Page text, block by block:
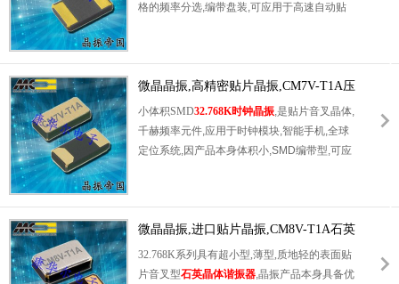
格的频率分选,编带盘装,可应用于高速自动贴
机,USB接口最佳选择,包含RoHS指令豁免的密
封玻璃中的铅.
微晶晶振,高精密贴片晶振,CM7V-T1A压
电石英晶体
小体积SMD32.768K时钟晶振,是贴片音叉晶体,
千赫频率元件,应用于时钟模块,智能手机,全球
定位系统,因产品本身体积小,SMD编带型,可应
合ROHS/无铅标准.
微晶晶振,进口贴片晶振,CM8V-T1A石英
晶体
32.768K系列具有超小型,薄型,质地轻的表面贴
片音叉型石英晶体谐振器,晶振产品本身具备优